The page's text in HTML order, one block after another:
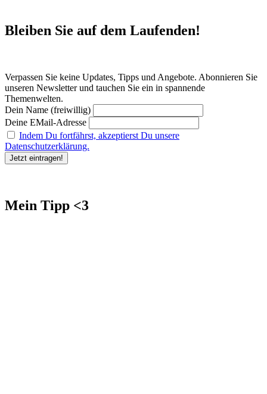
Bleiben Sie auf dem Laufenden!
Verpassen Sie keine Updates, Tipps und Angebote. Abonnieren Sie
unseren Newsletter und tauchen Sie ein in spannende
Themenwelten.
Dein Name (freiwillig)
Deine EMail-Adresse
Indem Du fortfährst, akzeptierst Du unsere
Datenschutzerklärung.
Mein Tipp <3